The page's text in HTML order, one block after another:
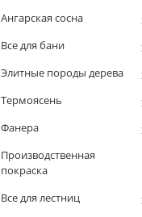
Ангарская сосна
Все для бани
Элитные породы дерева
Термоясень
Фанера
Производственная
покраска
Все для лестниц